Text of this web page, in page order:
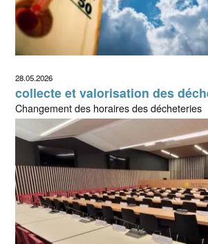
28.05.2026
collecte et valorisation des
Changement des horaires des décheteries